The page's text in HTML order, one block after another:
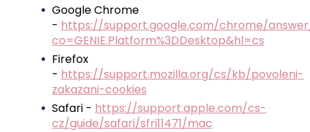
Google Chrome
- https://support.google.com/chrome/
co=GENIE.Platform%3DDesktop&hl=cs
Firefox
- https://support.mozilla.org/cs/kb/povoleni-
zakazani-cookies
Safari - https://support.apple.com/cs-
cz/guide/safari/sfri11471/mac